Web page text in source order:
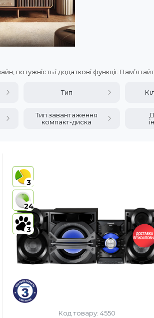
потужність і додаткові функції.
Тип
Тип завантаження
компакт-диска
3
24
3
Код товару: 4550